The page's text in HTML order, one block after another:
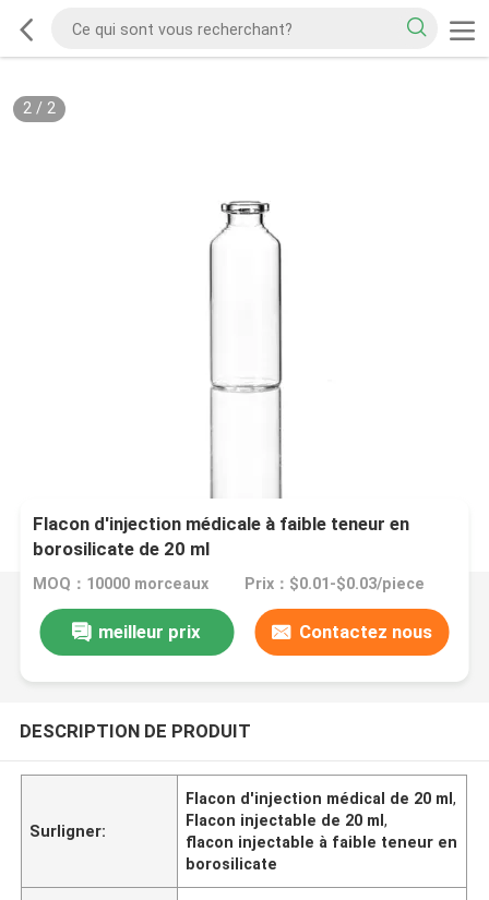
2/ 2
Flacon d'injection médicale à faible teneur en
borosilicate de 20 ml
MOQ：10000 morceaux Prix：$0.01-$0.03/piece
meilleur prix Contactez nous
DESCRIPTION DE PRODUIT
Surligner:
Flacon d'injection médical de 20 ml,
Flacon injectable de 20 ml,
flacon injectable à faible teneur en
borosilicate